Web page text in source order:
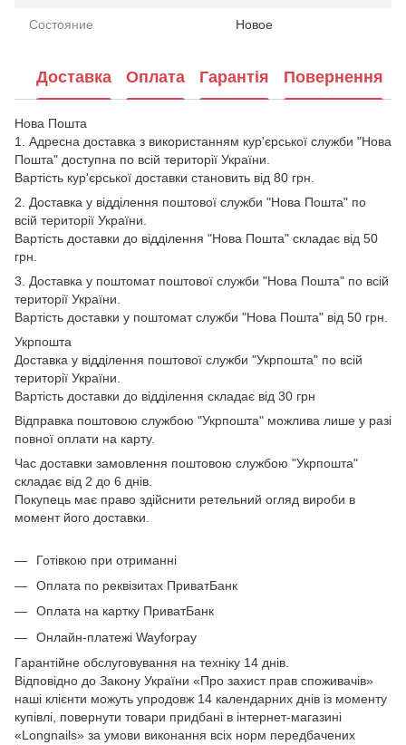
Состояние Новое
Доставка Оплата Гарантія Повернення
Нова Пошта
1. Адресна доставка з використанням кур'єрської служби "Нова
Пошта" доступна по всій території України.
Вартість кур'єрської доставки становить від 80 грн.
2. Доставка у відділення поштової служби "Нова Пошта" по
всій території України.
Вартість доставки до відділення "Нова Пошта" складає від 50
грн.
3. Доставка у поштомат поштової служби "Нова Пошта" по всій
території України.
Вартість доставки у поштомат служби "Нова Пошта" від 50 грн.
Укрпошта
Доставка у відділення поштової служби "Укрпошта" по всій
території України.
Вартість доставки до відділення складає від 30 грн
Відправка поштовою службою "Укрпошта" можлива лише у разі
повної оплати на карту.
Час доставки замовлення поштовою службою "Укрпошта"
складає від 2 до 6 днів.
Покупець має право здійснити ретельний огляд вироби в
момент його доставки.
Готівкою при отриманні
Оплата по реквізитах ПриватБанк
Оплата на картку ПриватБанк
Онлайн-платежі Wayforpay
Гарантійне обслуговування на техніку 14 днів.
Відповідно до Закону України «Про захист прав споживачів»
наші клієнти можуть упродовж 14 календарних днів із моменту
купівлі, повернути товари придбані в інтернет-магазині
«Longnails» за умови виконання всіх норм передбачених